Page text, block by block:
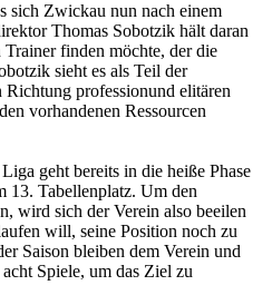
sich Zwickau nun nach einem
Thomas Sobotzik hält daran
Trainer finden möchte, der die
sieht es als Teil der
professionund elitären
vorhandenen Ressourcen
geht bereits in die heiße Phase
13. Tabellenplatz. Um den
wird sich der Verein also beeilen
will, seine Position noch zu
Saison bleiben dem Verein und
Spiele, um das Ziel zu